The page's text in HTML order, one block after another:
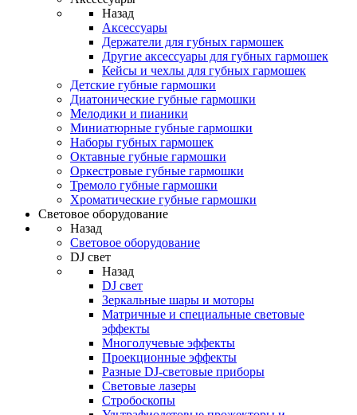
Назад
Аксессуары
Держатели для губных гармошек
Другие аксессуары для губных гармошек
Кейсы и чехлы для губных гармошек
Детские губные гармошки
Диатонические губные гармошки
Мелодики и пианики
Миниатюрные губные гармошки
Наборы губных гармошек
Октавные губные гармошки
Оркестровые губные гармошки
Тремоло губные гармошки
Хроматические губные гармошки
Световое оборудование
Назад
Световое оборудование
DJ свет
Назад
DJ свет
Зеркальные шары и моторы
Матричные и специальные световые
эффекты
Многолучевые эффекты
Проекционные эффекты
Разные DJ-световые приборы
Световые лазеры
Стробоскопы